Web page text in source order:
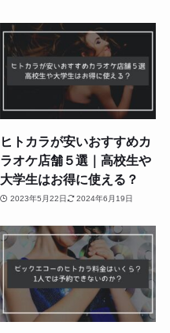
ヒトカラが安いおすすめカ
ラオケ店舗５選｜高校生や
大学生はお得に使える？
2023年5月22日 2024年6月19日